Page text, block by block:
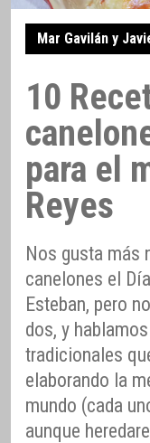
Mar Gavilán y
10
para el
Reyes
Nos gusta más
canelones el
Esteban, pero
dos, y
tradicionales
elaborando la
mundo (cada
aunque